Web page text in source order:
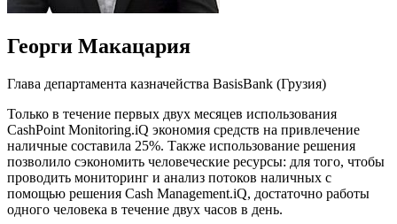
Георги Макацария
Глава департамента казначейства BasisBank (Грузия)
Только в течение первых двух месяцев использования
CashPoint Monitoring.iQ экономия средств на привлечение
наличные составила 25%. Также использование решения
позволило сэкономить человеческие ресурсы: для того, чтобы
проводить мониторинг и анализ потоков наличных с
помощью решения Cash Management.iQ, достаточно работы
одного человека в течение двух часов в день.